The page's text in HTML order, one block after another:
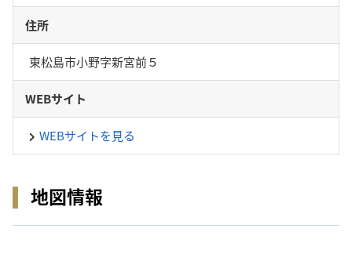
住所
東松島市小野字新宮前５
WEBサイト
WEBサイトを見る
地図情報